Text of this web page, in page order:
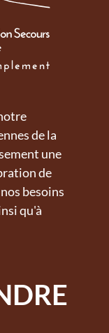
de la
une
de
besoins
qu'à